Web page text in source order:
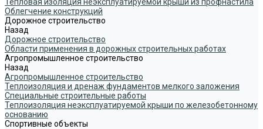
Облегчение конструкций
Дорожное строительство
Назад
Дорожное строительство
Области применения в дорожных строительных работах
Агропромышленное строительство
Назад
Агропромышленное строительство
Теплоизоляция и дренаж фундаментов мелкого заложения
Специальные строительные работы
Теплоизоляция неэксплуатируемой крыши по железобетонному
основанию
Спортивные объекты